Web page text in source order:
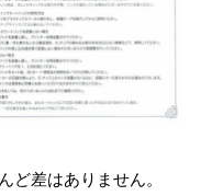
ど差はありません。